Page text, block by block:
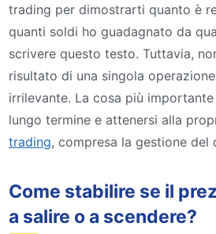
trading per dimostrarti quanto è
quanti soldi ho guadagnato da
scrivere questo testo. Tuttavia,
risultato di una singola
irrilevante. La cosa più
lungo termine e attenersi alla
trading, compresa la gestione del
Come stabilire se il
a salire o a scendere?